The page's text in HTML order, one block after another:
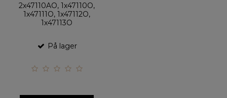
2x47110AO, 1x47110O,
1x47111O, 1x47112O,
1x47113O
På lager